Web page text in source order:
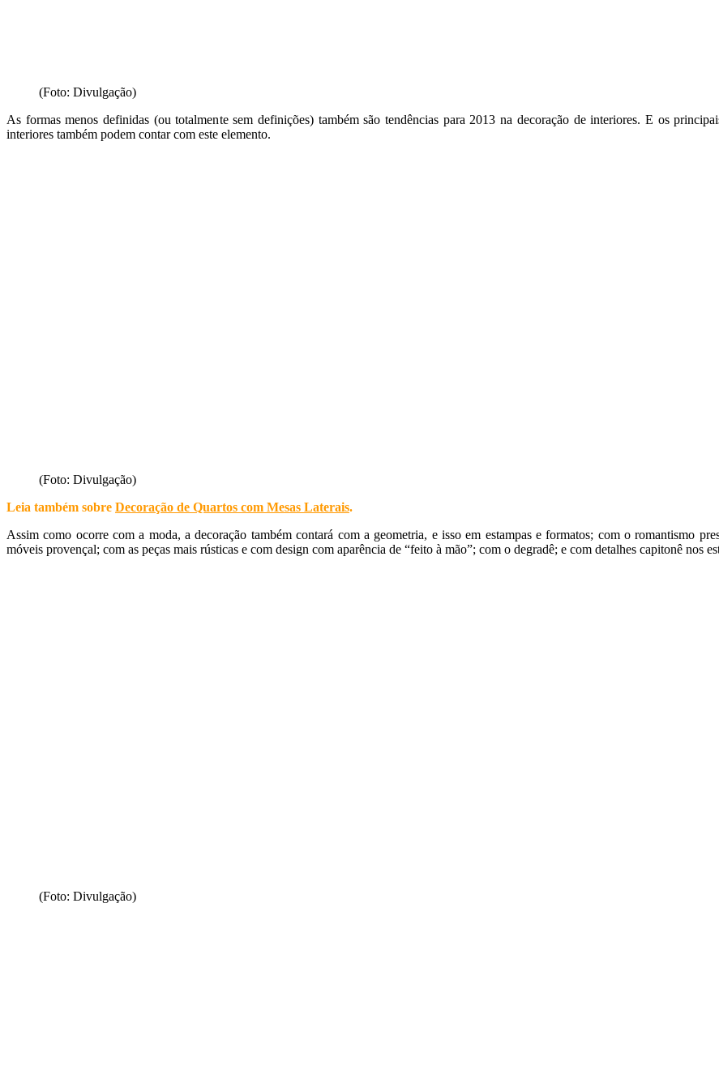
(Foto: Divulgação)
As formas menos definidas (ou totalmente sem definições) também são tendências para 2013 na decoração de interiores. E os
interiores também podem contar com este elemento.
(Foto: Divulgação)
Leia também sobre Decoração de Quartos com Mesas Laterais.
Assim como ocorre com a moda, a decoração também contará com a geometria, e isso em estampas e formatos; com o romantismo
móveis provençal; com as peças mais rústicas e com design com aparência de “feito à mão”; com o degradê; e com detalhes capitonê nos
(Foto: Divulgação)